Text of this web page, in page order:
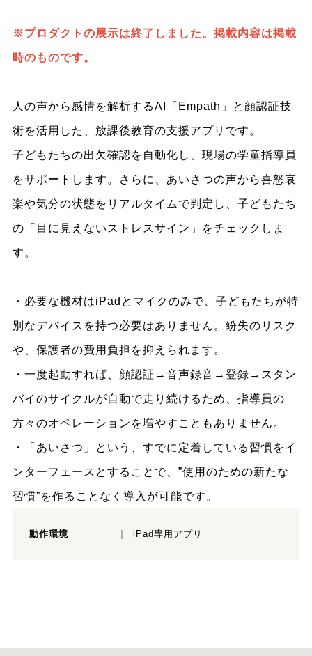
※プロダクトの展示は終了しました。掲載内容は掲載
時のものです。
人の声から感情を解析するAI「Empath」と顔認証技
術を活用した、放課後教育の支援アプリです。
子どもたちの出欠確認を自動化し、現場の学童指導員
をサポートします。さらに、あいさつの声から喜怒哀
楽や気分の状態をリアルタイムで判定し、子どもたち
の「目に見えないストレスサイン」をチェックしま
す。
・必要な機材はiPadとマイクのみで、子どもたちが特
別なデバイスを持つ必要はありません。紛失のリスク
や、保護者の費用負担を抑えられます。
・一度起動すれば、顔認証→音声録音→登録→スタン
バイのサイクルが自動で走り続けるため、指導員の
方々のオペレーションを増やすこともありません。
・「あいさつ」という、すでに定着している習慣をイ
ンターフェースとすることで、”使用のための新たな
習慣”を作ることなく導入が可能です。
動作環境 iPad専用アプリ